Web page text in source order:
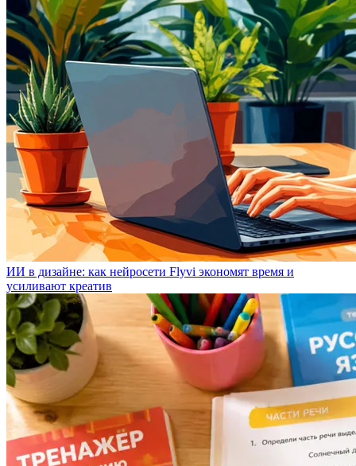
ИИ в дизайне: как нейросети Flyvi экономят время и
усиливают креатив